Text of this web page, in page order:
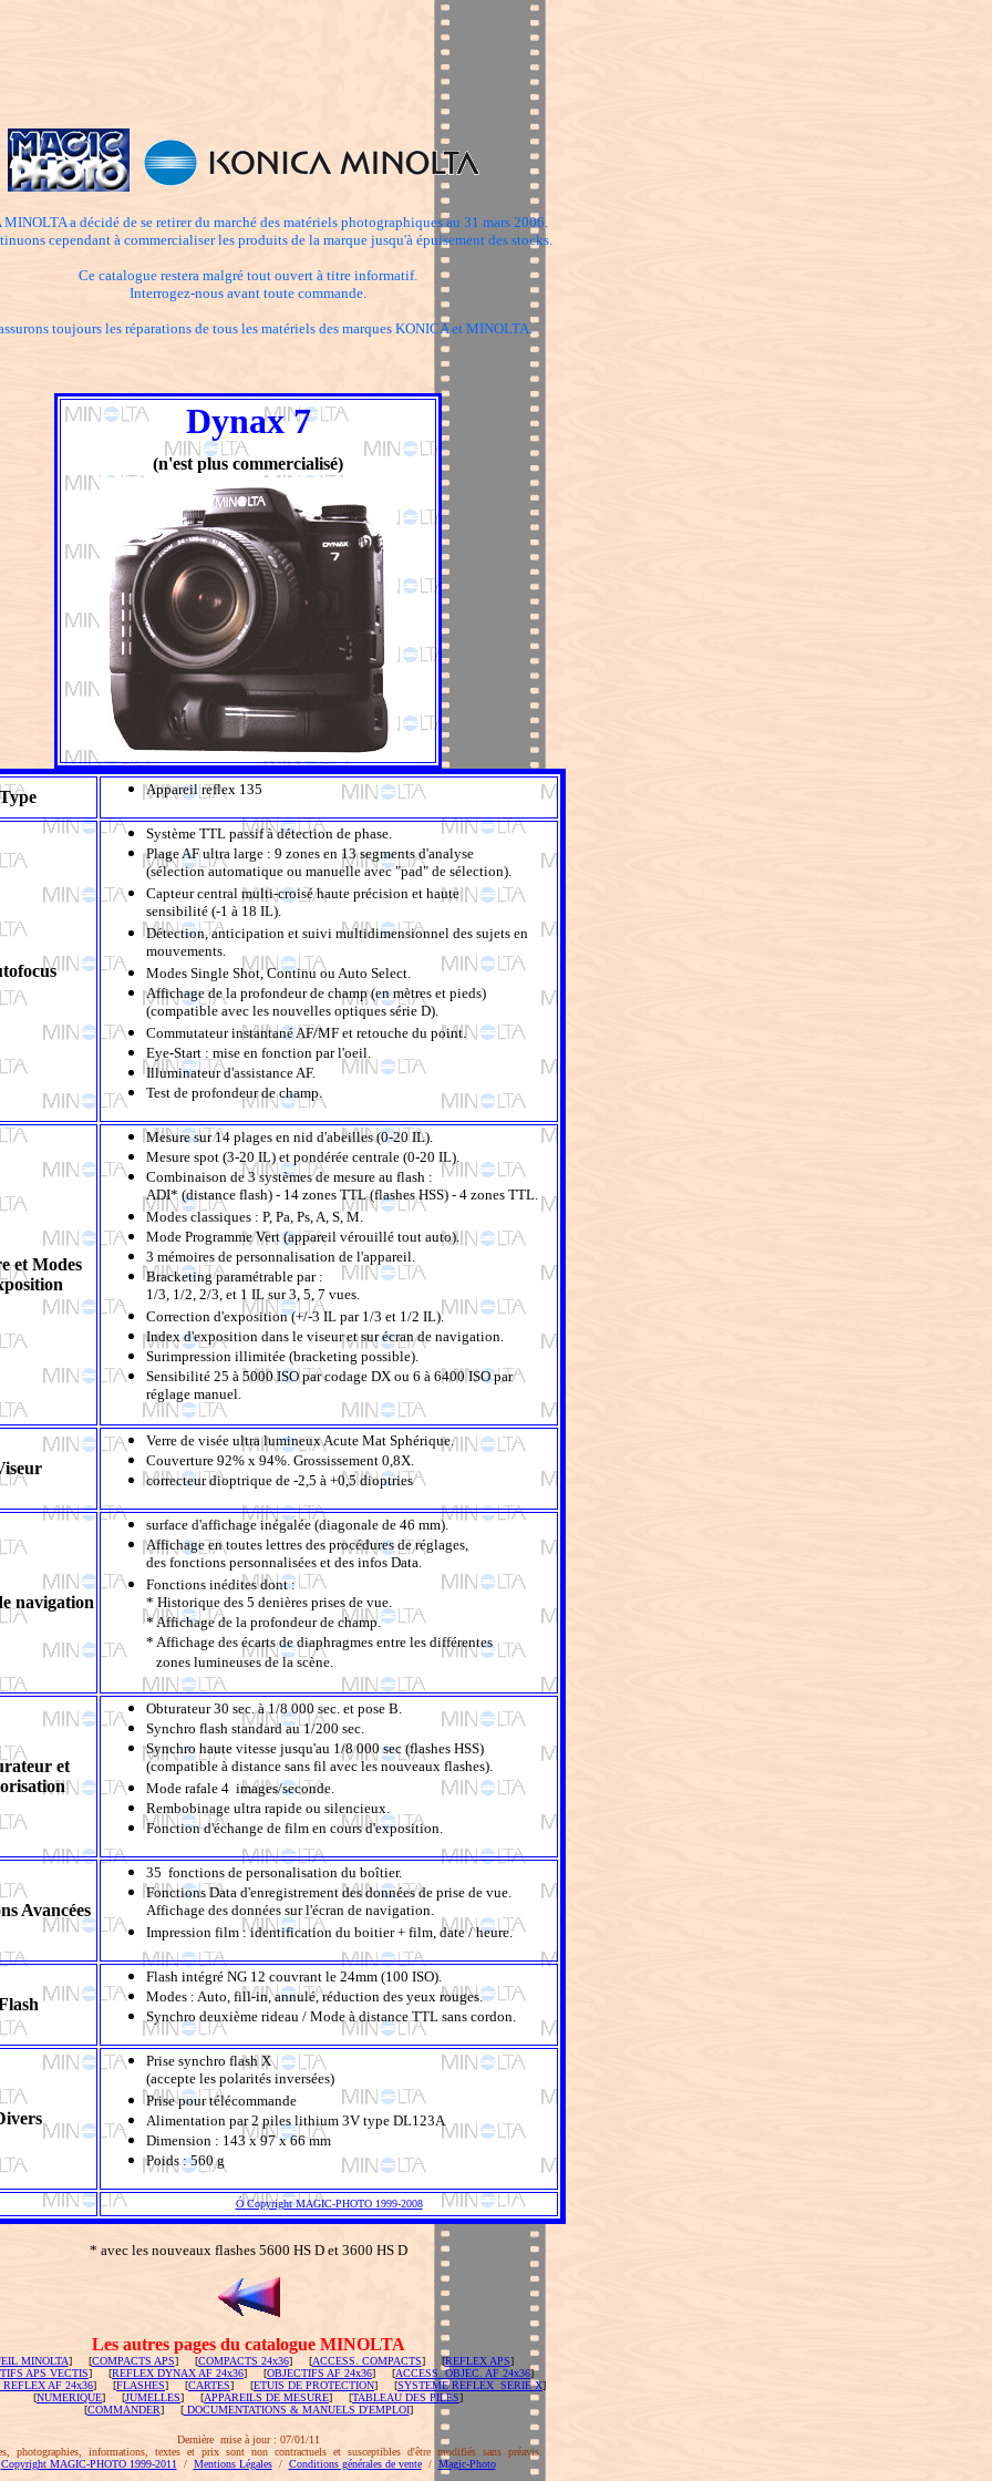
a décidé de se retirer du marché des matériels photographiques au 31 mars 2006.
cependant à commercialiser les produits de la marque jusqu'à épuisement des stocks.
Ce catalogue restera malgré tout ouvert à titre informatif.
Interrogez-nous avant toute commande.
toujours les réparations de tous les matériels des marques KONICA et MINOLTA.
Dynax 7
(n'est plus commercialisé)
Type Appareil reflex 135
Système TTL passif à détection de phase.
Plage AF ultra large : 9 zones en 13 segments d'analyse
(sélection automatique ou manuelle avec "pad" de sélection).
Capteur central multi-croisé haute précision et haute
sensibilité (-1 à 18 IL).
Détection, anticipation et suivi multidimensionnel des sujets en
mouvements.
Modes Single Shot, Continu ou Auto Select.
Affichage de la profondeur de champ (en mètres et pieds)
(compatible avec les nouvelles optiques série D).
Commutateur instantané AF/MF et retouche du point.
Eye-Start : mise en fonction par l'oeil.
Illuminateur d'assistance AF.
Test de profondeur de champ.
et Modes
Mesure sur 14 plages en nid d'abeilles (0-20 IL).
Mesure spot (3-20 IL) et pondérée centrale (0-20 IL).
Combinaison de 3 systèmes de mesure au flash :
ADI* (distance flash) - 14 zones TTL (flashes HSS) - 4 zones TTL.
Modes classiques : P, Pa, Ps, A, S, M.
Mode Programme Vert (appareil vérouillé tout auto).
3 mémoires de personnalisation de l'appareil.
Bracketing paramétrable par :
1/3, 1/2, 2/3, et 1 IL sur 3, 5, 7 vues.
Correction d'exposition (+/-3 IL par 1/3 et 1/2 IL).
Index d'exposition dans le viseur et sur écran de navigation.
Surimpression illimitée (bracketing possible).
Sensibilité 25 à 5000 ISO par codage DX ou 6 à 6400 ISO par
réglage manuel.
Verre de visée ultra lumineux Acute Mat Sphérique.
Couverture 92% x 94%. Grossissement 0,8X.
correcteur dioptrique de -2,5 à +0,5 dioptries
navigation
surface d'affichage inégalée (diagonale de 46 mm).
Affichage en toutes lettres des procédures de réglages,
des fonctions personnalisées et des infos Data.
Fonctions inédites dont :
* Historique des 5 denières prises de vue.
* Affichage de la profondeur de champ.
* Affichage des écarts de diaphragmes entre les différentes
zones lumineuses de la scène.
et
Obturateur 30 sec. à 1/8 000 sec. et pose B.
Synchro flash standard au 1/200 sec.
Synchro haute vitesse jusqu'au 1/8 000 sec (flashes HSS)
(compatible à distance sans fil avec les nouveaux flashes).
Mode rafale 4 images/seconde.
Rembobinage ultra rapide ou silencieux.
Fonction d'échange de film en cours d'exposition.
Avancées
35 fonctions de personalisation du boîtier.
Fonctions Data d'enregistrement des données de prise de vue.
Affichage des données sur l'écran de navigation.
Impression film : identification du boitier + film, date / heure.
Flash intégré NG 12 couvrant le 24mm (100 ISO).
Modes : Auto, fill-in, annulé, réduction des yeux rouges.
Synchro deuxième rideau / Mode à distance TTL sans cordon.
Prise synchro flash X
(accepte les polarités inversées)
Prise pour télécommande
Alimentation par 2 piles lithium 3V type DL123A
Dimension : 143 x 97 x 66 mm
Poids : 560 g
Ó Copyright MAGIC-PHOTO 1999-2008
* avec les nouveaux flashes 5600 HS D et 3600 HS D
Les autres pages du catalogue MINOLTA
MINOLTA] [COMPACTS APS] [COMPACTS 24x36] [ACCESS. COMPACTS] [REFLEX APS]
APS VECTIS] [REFLEX DYNAX AF 24x36] [OBJECTIFS AF 24x36] [ACCESS. OBJEC. AF 24x36]
REFLEX AF 24x36] [FLASHES] [CARTES] [ETUIS DE PROTECTION] [SYSTEME REFLEX SERIE X]
[NUMERIQUE] [JUMELLES] [APPAREILS DE MESURE] [TABLEAU DES PILES]
[COMMANDER] [DOCUMENTATIONS & MANUELS D'EMPLOI]
Dernière mise à jour : 07/01/11
photographies, informations, textes et prix sont non contractuels et susceptibles d'être modifiés sans préavis.
Copyright MAGIC-PHOTO 1999-2011
/ Mentions Légales/ Conditions générales de vente/ Magic-Photo